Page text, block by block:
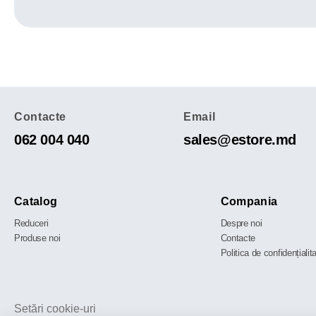
Contacte
062 004 040
Email
sales@estore.md
Catalog
Reduceri
Produse noi
Compania
Despre noi
Contacte
Politica de
Setări cookie-uri